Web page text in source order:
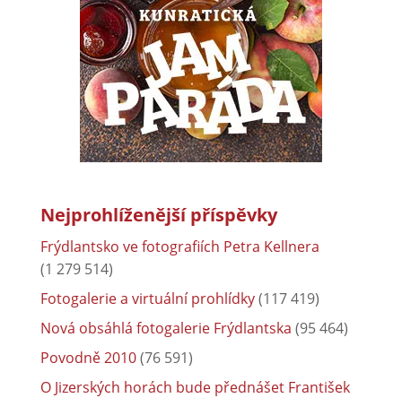
Nejprohlíženější příspěvky
Frýdlantsko ve fotografiích Petra Kellnera
(1 279 514)
Fotogalerie a virtuální prohlídky(117 419)
Nová obsáhlá fotogalerie Frýdlantska (95 464)
Povodně 2010(76 591)
O Jizerských horách bude přednášet František